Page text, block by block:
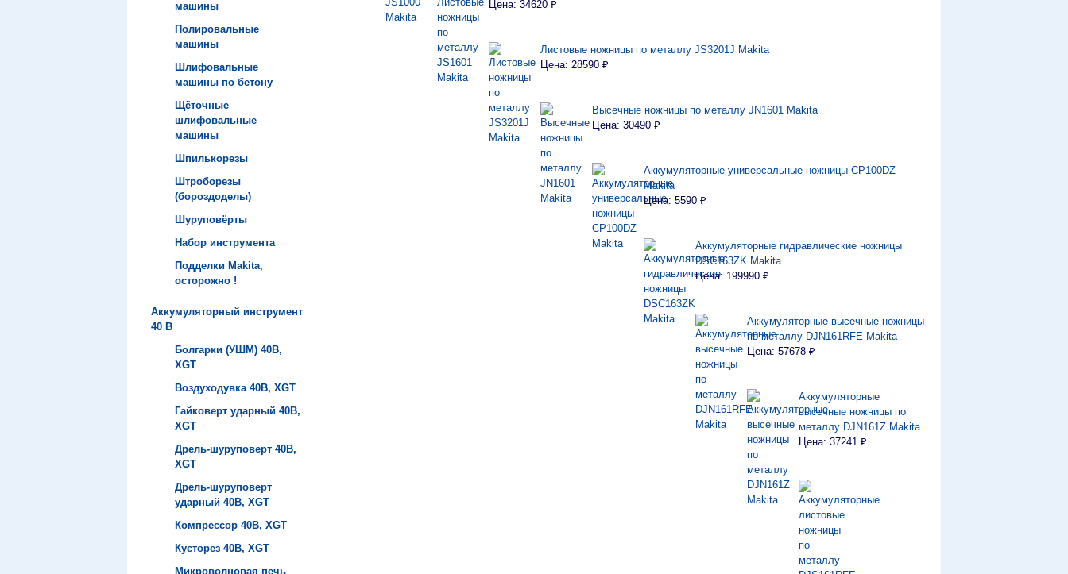
машины
Полировальные
машины
Шлифовальные
машины по бетону
Щёточные
шлифовальные
машины
Шпилькорезы
Штроборезы
(бороздоделы)
Шуруповёрты
Набор инструмента
Подделки Makita,
осторожно !
Аккумуляторный инструмент
40 B
Болгарки (УШМ) 40B,
XGT
Воздуходувка 40B, XGT
Гайковерт ударный 40B,
XGT
Дрель-шуруповерт 40B,
XGT
Дрель-шуруповерт
ударный 40B, XGT
Компрессор 40B, XGT
Кусторез 40B, XGT
Микроволновая печь
Цена: 34620 ₽
Листовые ножницы по металлу JS3201J Makita
Цена: 28590 ₽
Высечные ножницы по металлу JN1601 Makita
Цена: 30490 ₽
Аккумуляторные универсальные ножницы CP100DZ
Makita
Цена: 5590 ₽
Аккумуляторные гидравлические ножницы
DSC163ZK Makita
Цена: 199990 ₽
Аккумуляторные высечные ножницы
по металлу DJN161RFE Makita
Цена: 57678 ₽
Аккумуляторные
высечные ножницы по
металлу DJN161Z Makita
Цена: 37241 ₽